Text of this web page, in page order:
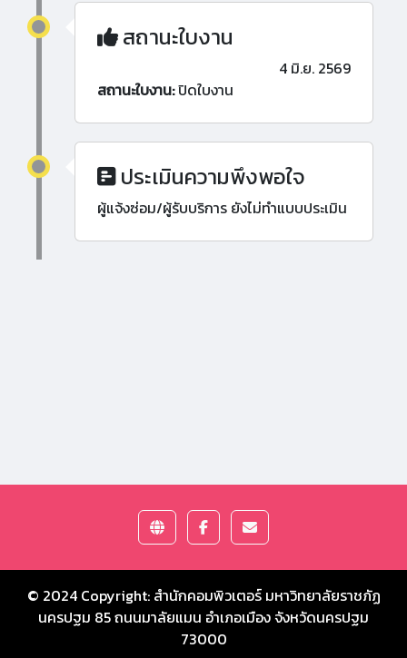
สถานะใบงาน
4 มิ.ย. 2569
สถานะใบงาน:ปิดใบงาน
ประเมินความพึงพอใจ
ผู้แจ้งซ่อม/ผู้รับบริการ ยังไม่ทำแบบประเมิน
© 2024 Copyright: สำนักคอมพิวเตอร์ มหาวิทยาลัยราชภัฏ
นครปฐม 85 ถนนมาลัยแมน อำเภอเมือง จังหวัดนครปฐม
73000